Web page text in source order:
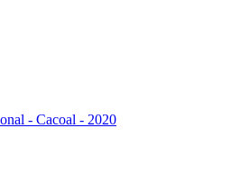
- Cacoal - 2020